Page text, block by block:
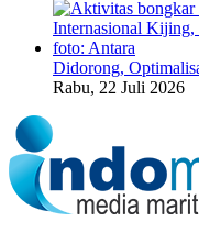
Didorong,
Rabu, 22 Juli 2026